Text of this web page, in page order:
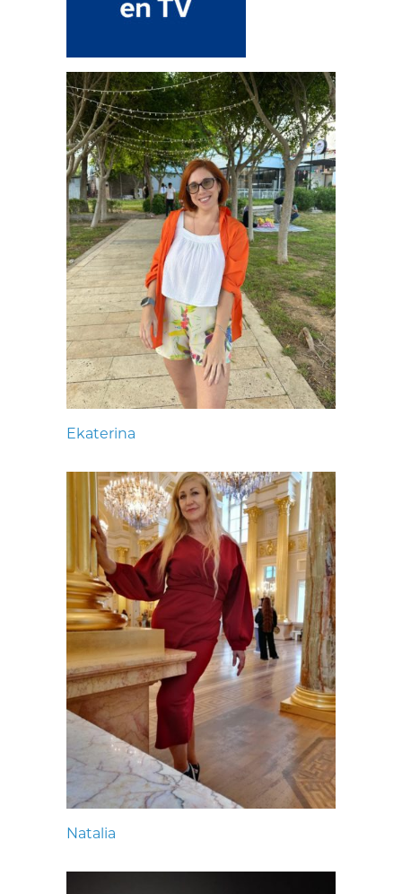
Ekaterina
Natalia